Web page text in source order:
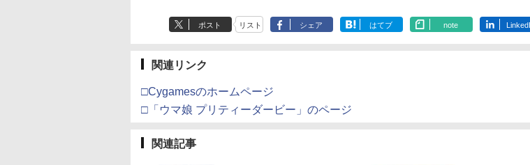
ポスト リスト シェア はてブ note
関連リンク
□Cygamesのホームページ
□「ウマ娘 プリティーダービー」のページ
関連記事